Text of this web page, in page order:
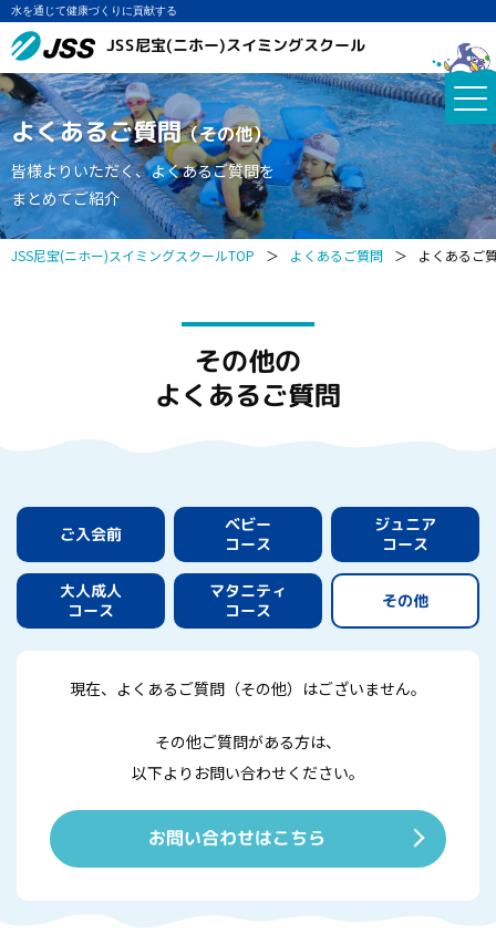
水を通じて健康づくりに貢献する
JSS尼宝(ニホー)スイミングスクール
よくあるご質問（その他）
皆様よりいただく、よくあるご質問を
まとめてご紹介
JSS尼宝(ニホー)スイミングスクールTOP ＞ よくあるご質問 ＞ よくあるご
その他の
よくあるご質問
ご入会前
ベビー
コース
ジュニア
コース
大人成人
コース
マタニティ
コース その他
現在、よくあるご質問（その他）はございません。
その他ご質問がある方は、
以下よりお問い合わせください。
お問い合わせはこちら